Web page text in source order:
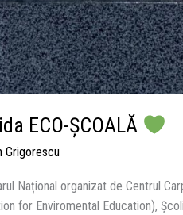
ECO-ȘCOALĂ
Grigorescu
Național organizat de Centrul
for Enviromental Education),